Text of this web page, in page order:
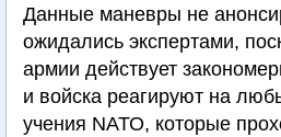
Данные маневры не
ожидались экспертами,
армии действует
и войска реагируют на
учения NАТО, которые